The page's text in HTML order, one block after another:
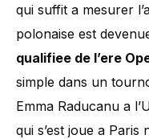
qui suffit a mesurer
polonaise est
qualifiee de l’ere
simple dans un
Emma Raducanu a
qui s’est joue a